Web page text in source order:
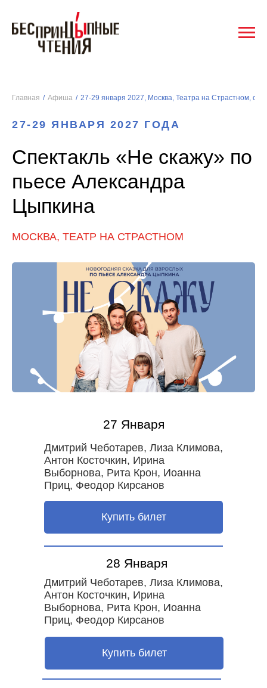
Главная / Афиша /
27-29 ЯНВАРЯ 2027 ГОДА
Спектакль «Не скажу» по
пьесе Александра
Цыпкина
МОСКВА, ТЕАТР НА СТРАСТНОМ
28 Января
Купить билет
27 Января
Купить билет
Дмитрий Чеботарев, Лиза Климова,
Антон Косточкин, Ирина
Выборнова, Рита Крон, Иоанна
Приц, Феодор Кирсанов
Дмитрий Чеботарев, Лиза Климова,
Антон Косточкин, Ирина
Выборнова, Рита Крон, Иоанна
Приц, Феодор Кирсанов